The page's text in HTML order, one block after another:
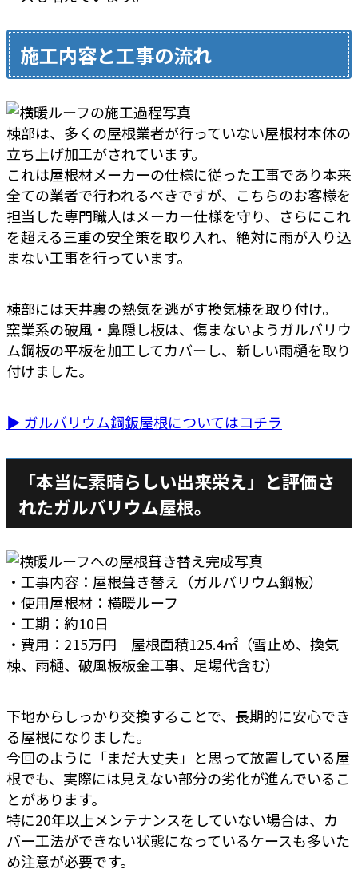
施工内容と工事の流れ
棟部は、多くの屋根業者が行っていない屋根材本体の
立ち上げ加工がされています。
これは屋根材メーカーの仕様に従った工事であり本来
全ての業者で行われるべきですが、こちらのお客様を
担当した専門職人はメーカー仕様を守り、さらにこれ
を超える三重の安全策を取り入れ、絶対に雨が入り込
まない工事を行っています。
棟部には天井裏の熱気を逃がす換気棟を取り付け。
窯業系の破風・鼻隠し板は、傷まないようガルバリウ
ム鋼板の平板を加工してカバーし、新しい雨樋を取り
付けました。
▶ ガルバリウム鋼鈑屋根についてはコチラ
「本当に素晴らしい出来栄え」と評価さ
れたガルバリウム屋根。
・工事内容：屋根葺き替え（ガルバリウム鋼板）
・使用屋根材：横暖ルーフ
・工期：約10日
・費用：215万円 屋根面積125.4㎡（雪止め、換気
棟、雨樋、破風板板金工事、足場代含む）
下地からしっかり交換することで、長期的に安心でき
る屋根になりました。
今回のように「まだ大丈夫」と思って放置している屋
根でも、実際には見えない部分の劣化が進んでいるこ
とがあります。
特に20年以上メンテナンスをしていない場合は、カ
バー工法ができない状態になっているケースも多いた
め注意が必要です。